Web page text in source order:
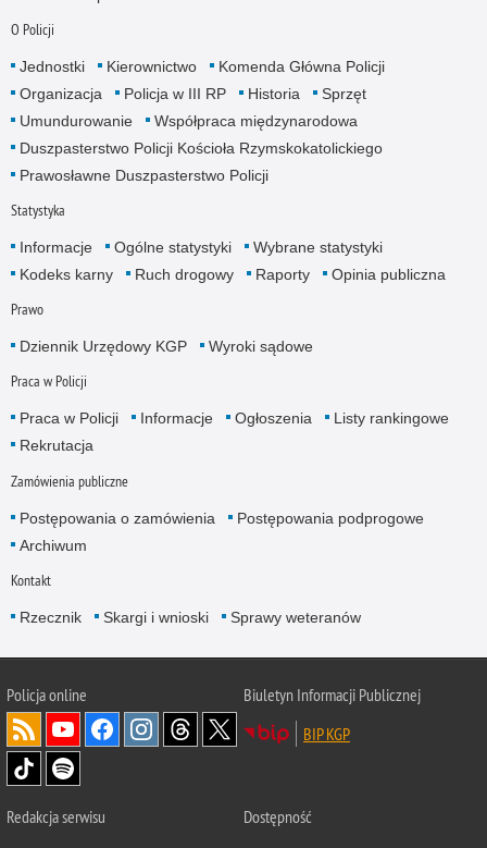
O Policji
Jednostki Kierownictwo
Komenda Główna Policji
Organizacja
Policja w III RP Historia
Sprzęt
Umundurowanie
Współpraca międzynarodowa
Duszpasterstwo Policji Kościoła Rzymskokatolickiego
Prawosławne Duszpasterstwo Policji
Statystyka
Informacje Ogólne statystyki
Wybrane statystyki
Kodeks karny
Ruch drogowy Raporty Opinia publiczna
Prawo
Dziennik Urzędowy KGP Wyroki sądowe
Praca w Policji
Praca w Policji Informacje Ogłoszenia
Listy rankingowe
Rekrutacja
Zamówienia publiczne
Postępowania o zamówienia
Postępowania podprogowe
Archiwum
Kontakt
Rzecznik Skargi i wnioski Sprawy weteranów
Policjaonline
Biuletyn Informacji Publicznej
BIP KGP
Redakcja serwisu
Dostępność